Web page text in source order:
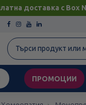
доставка с Box
ПРОМОЦИИ